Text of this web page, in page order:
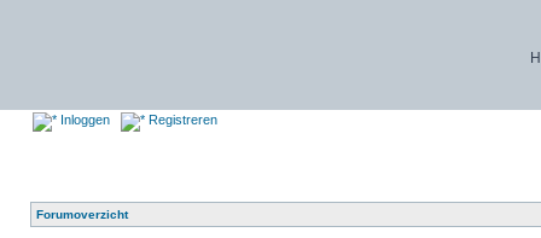
Inloggen Registreren
Forumoverzicht